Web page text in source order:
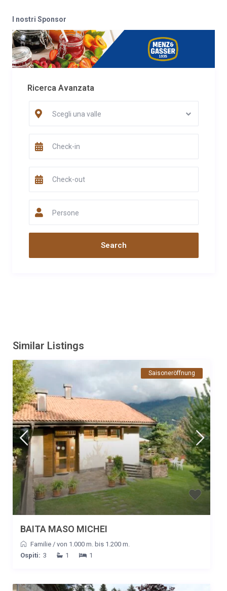
I nostri Sponsor
Ricerca Avanzata
Scegli una valle
Persone
Similar Listings
Saisoneröffnung
BAITA MASO MICHEI
Familie / von 1.000 m. bis 1.200 m.
Ospiti: 3 1 1